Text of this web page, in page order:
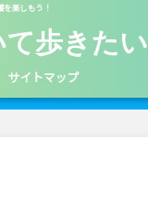
を楽しもう！
歩きたい
サイトマップ